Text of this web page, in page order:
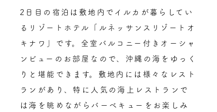
2日目の宿泊は敷地内でイルカが暮らしてい
るリゾートホテル「ルネッサンスリゾートオ
キナワ」です。全室バルコニー付きオーシャ
ンビューのお部屋なので、沖縄の海をゆっく
りと堪能できます。敷地内には様々なレスト
ランがあり、特に人気の海上レストランで
は海を眺めながらバーベキューをお楽しみ